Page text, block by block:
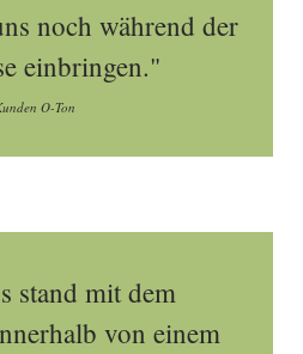
noch während der
einbringen."
O-Ton
stand mit dem
von einem